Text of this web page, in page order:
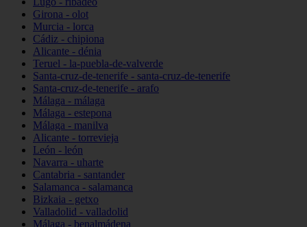
Girona - olot
Murcia - lorca
Cádiz - chipiona
Alicante - dénia
Teruel - la-puebla-de-valverde
Santa-cruz-de-tenerife - santa-cruz-de-tenerife
Santa-cruz-de-tenerife - arafo
Málaga - málaga
Málaga - estepona
Málaga - manilva
Alicante - torrevieja
León - león
Navarra - uharte
Cantabria - santander
Salamanca - salamanca
Bizkaia - getxo
Valladolid - valladolid
Málaga - benalmádena